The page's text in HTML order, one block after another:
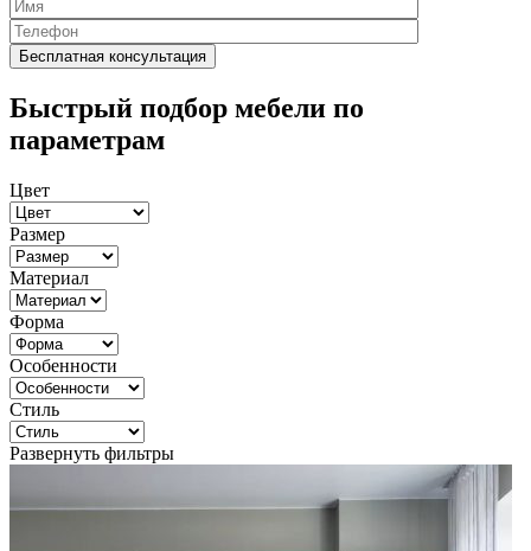
Быстрый подбор мебели по
параметрам
Цвет
Размер
Материал
Форма
Особенности
Стиль
Развернуть фильтры